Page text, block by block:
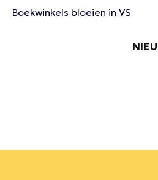
Boekwinkels bloeien in VS